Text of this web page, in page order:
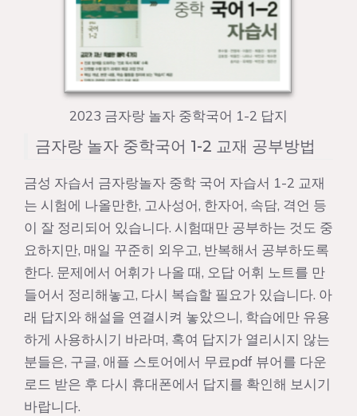
2023 금자랑 놀자 중학국어 1-2 답지
금자랑 놀자 중학국어 1-2 교재 공부방법
금성 자습서 금자랑놀자 중학 국어 자습서 1-2 교재
는 시험에 나올만한, 고사성어, 한자어, 속담, 격언 등
이 잘 정리되어 있습니다. 시험때만 공부하는 것도 중
요하지만, 매일 꾸준히 외우고, 반복해서 공부하도록
한다. 문제에서 어휘가 나올 때, 오답 어휘 노트를 만
들어서 정리해놓고, 다시 복습할 필요가 있습니다. 아
래 답지와 해설을 연결시켜 놓았으니, 학습에만 유용
하게 사용하시기 바라며, 혹여 답지가 열리시지 않는
분들은, 구글, 애플 스토어에서 무료pdf 뷰어를 다운
로드 받은 후 다시 휴대폰에서 답지를 확인해 보시기
바랍니다.